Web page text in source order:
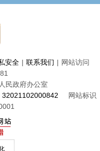
安全 | 联系我们 | 网站访问
民政府办公室
32021102000842
网站标识